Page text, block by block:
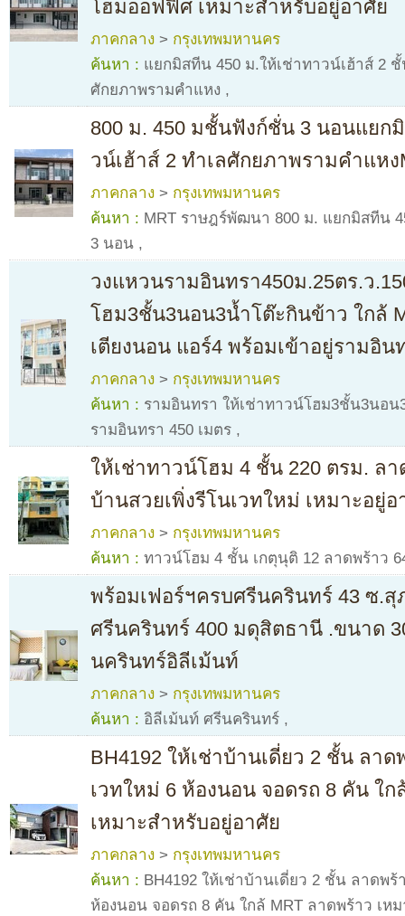
โฮมออฟฟิศ เหมาะสำหรับอยู่อาศัย
ภาคกลาง > กรุงเทพมหานคร
ค้นหา : แยกมิสทีน 450 ม.ให้เช่าทาวน์เฮ้าส์ 2
ศักยภาพรามคำแหง ,
800 ม. 450 มชั้นฟังก์ชั่น 3 นอนแยก
วน์เฮ้าส์ 2 ทำเลศักยภาพรามคำแห
ภาคกลาง > กรุงเทพมหานคร
ค้นหา : MRT ราษฎร์พัฒนา 800 ม. แยกมิสทีน
3 นอน ,
วงแหวนรามอินทรา450ม.25ตร.ว
โฮม3ชั้น3นอน3น้ำโต๊ะกินข้าว ใกล้
เตียงนอน แอร์4 พร้อมเข้าอยู่รามอิน
ภาคกลาง > กรุงเทพมหานคร
ค้นหา : รามอินทรา ให้เช่าทาวน์โฮม3ชั้น3นอน
รามอินทรา 450 เมตร ,
ให้เช่าทาวน์โฮม 4 ชั้น 220 ตรม. ลา
บ้านสวยเพิ่งรีโนเวทใหม่ เหมาะอยู่
ภาคกลาง > กรุงเทพมหานคร
ค้นหา : ทาวน์โฮม 4 ชั้น เกตุนุติ 12 ลาดพร้าว
พร้อมเฟอร์ฯครบศรีนครินทร์ 43 ซ.
ศรีนครินทร์ 400 มดุสิตธานี .ขนาด
นครินทร์อิลีเม้นท์
ภาคกลาง > กรุงเทพมหานคร
ค้นหา : อิลีเม้นท์ ศรีนครินทร์ ,
BH4192 ให้เช่าบ้านเดี่ยว 2 ชั้น ลา
เวทใหม่ 6 ห้องนอน จอดรถ 8 คัน ใก
เหมาะสำหรับอยู่อาศัย
ภาคกลาง > กรุงเทพมหานคร
ค้นหา : BH4192 ให้เช่าบ้านเดี่ยว 2 ชั้น ลาดพ
ห้องนอน จอดรถ 8 คัน ใกล้ MRT ลาดพร้าว เห